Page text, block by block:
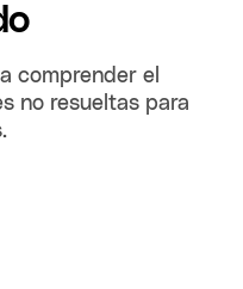
comprender el
no resueltas para